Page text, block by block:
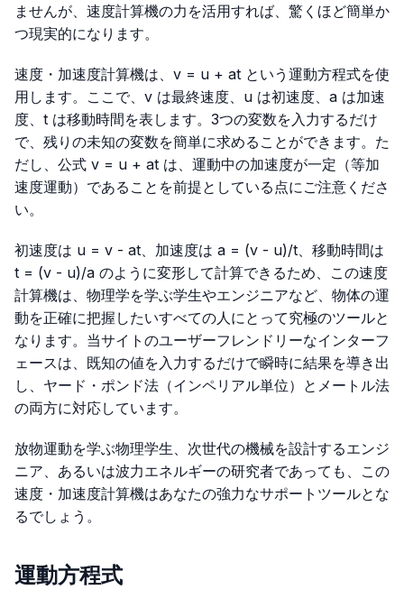
ませんが、速度計算機の力を活用すれば、驚くほど簡単か
つ現実的になります。
速度・加速度計算機は、 v = u + at という運動方程式を使
用します。ここで、v は最終速度、u は初速度、a は加速
度、t は移動時間を表します。3つの変数を入力するだけ
で、残りの未知の変数を簡単に求めることができます。た
だし、公式 v = u + at は、運動中の加速度が一定（等加
速度運動）であることを前提としている点にご注意くださ
い。
初速度は u = v - at 、加速度は a = (v - u)/t 、移動時間は
t = (v - u)/a のように変形して計算できるため、この速度
計算機は、物理学を学ぶ学生やエンジニアなど、物体の運
動を正確に把握したいすべての人にとって究極のツールと
なります。当サイトのユーザーフレンドリーなインターフ
ェースは、既知の値を入力するだけで瞬時に結果を導き出
し、ヤード・ポンド法（インペリアル単位）とメートル法
の両方に対応しています。
放物運動を学ぶ物理学生、次世代の機械を設計するエンジ
ニア、あるいは波力エネルギーの研究者であっても、この
速度・加速度計算機はあなたの強力なサポートツールとな
るでしょう。
運動方程式